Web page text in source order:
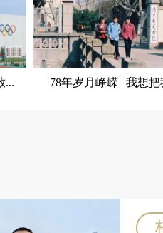
... 78年岁月峥嵘 | 我想把